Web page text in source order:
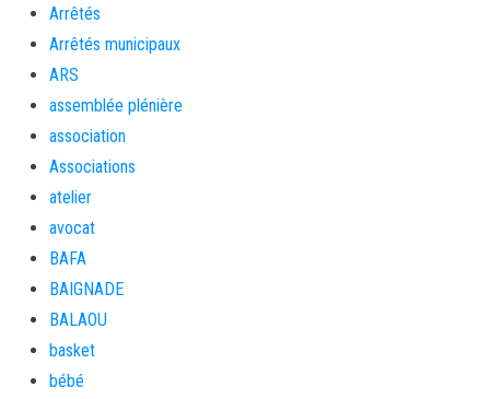
Arrêtés
Arrêtés municipaux
ARS
assemblée plénière
association
Associations
atelier
avocat
BAFA
BAIGNADE
BALAOU
basket
bébé